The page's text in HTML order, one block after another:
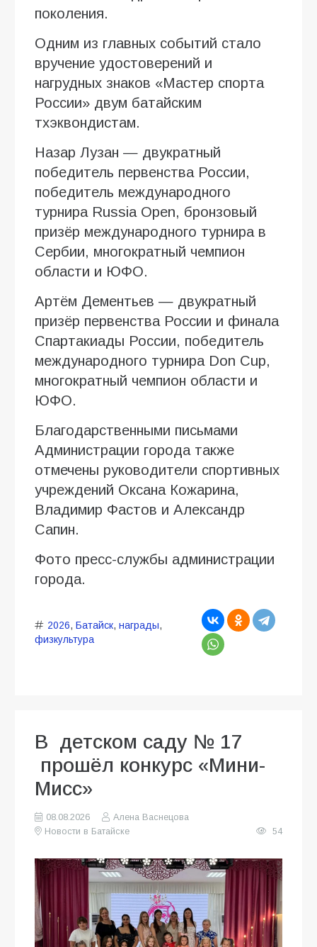
поколения.
Одним из главных событий стало
вручение удостоверений и
нагрудных знаков «Мастер спорта
России» двум батайским
тхэквондистам.
Назар Лузан — двукратный
победитель первенства России,
победитель международного
турнира Russia Open, бронзовый
призёр международного турнира в
Сербии, многократный чемпион
области и ЮФО.
Артём Дементьев — двукратный
призёр первенства России и финала
Спартакиады России, победитель
международного турнира Don Cup,
многократный чемпион области и
ЮФО.
Благодарственными письмами
Администрации города также
отмечены руководители спортивных
учреждений Оксана Кожарина,
Владимир Фастов и Александр
Сапин.
Фото пресс-службы администрации
города.
2026, Батайск, награды,
физкультура
В детском саду № 17
прошёл конкурс «Мини-
Мисс»
08.08.2026
Алена Васнецова
Новости в Батайске
54